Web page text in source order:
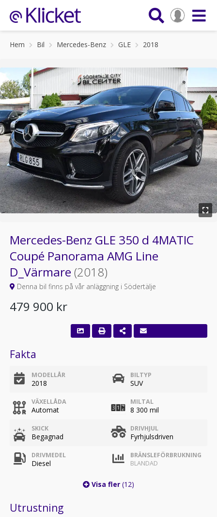
Hem Bil Mercedes-Benz GLE 2018
Mercedes-Benz GLE 350 d 4MATIC
Coupé Panorama AMG Line
D_Värmare (2018)
Denna bil finns på vår anläggning i Södertälje
479 900 kr
Fakta
MODELLÅR
2018
BILTYP
SUV
VÄXELLÅDA
Automat
MILTAL
8 300 mil
SKICK
Begagnad
DRIVHJUL
Fyrhjulsdriven
DRIVMEDEL
Diesel
BRÄNSLEFÖRBRUKNING
BLANDAD
Visa fler (12)
Utrustning